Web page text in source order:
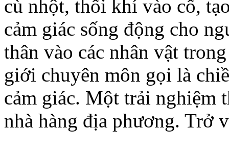
cù nhột, thổi khí vào cổ,
cảm giác sống động cho
thân vào các nhân vật
giới chuyên môn gọi là
cảm giác. Một trải nghiệm
nhà hàng địa phương. Trở